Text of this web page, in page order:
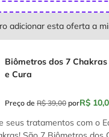
adicionar esta oferta a
Biômetros dos 7
e Cura
Preço de R$ 39,00 porR$
seus tratamentos com o